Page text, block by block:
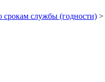
службы (годности) >